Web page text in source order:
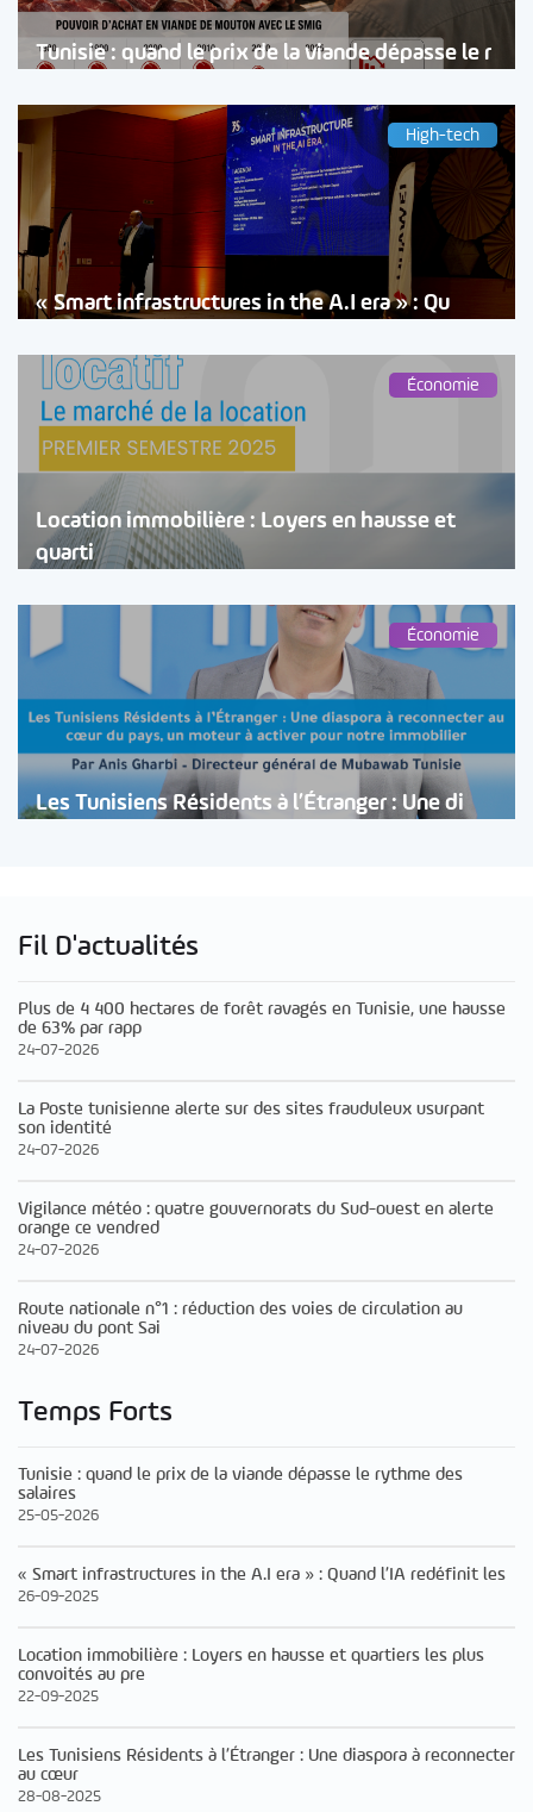
Tunisie : quand le prix de la viande dépasse le r
High-tech
« Smart infrastructures in the A.I era » : Qu
Économie
Location immobilière : Loyers en hausse et
quarti
Économie
Les Tunisiens Résidents à l’Étranger : Une di
Fil D'actualités
Plus de 4 400 hectares de forêt ravagés en Tunisie, une hausse
de 63% par rapp
24-07-2026
La Poste tunisienne alerte sur des sites frauduleux usurpant
son identité
24-07-2026
Vigilance météo : quatre gouvernorats du Sud-ouest en alerte
orange ce vendred
24-07-2026
Route nationale n°1 : réduction des voies de circulation au
niveau du pont Sai
24-07-2026
Temps Forts
Tunisie : quand le prix de la viande dépasse le rythme des
salaires
25-05-2026
« Smart infrastructures in the A.I era » : Quand l’IA redéfinit les
26-09-2025
Location immobilière : Loyers en hausse et quartiers les plus
convoités au pre
22-09-2025
Les Tunisiens Résidents à l’Étranger : Une diaspora à reconnecter
au cœur
28-08-2025